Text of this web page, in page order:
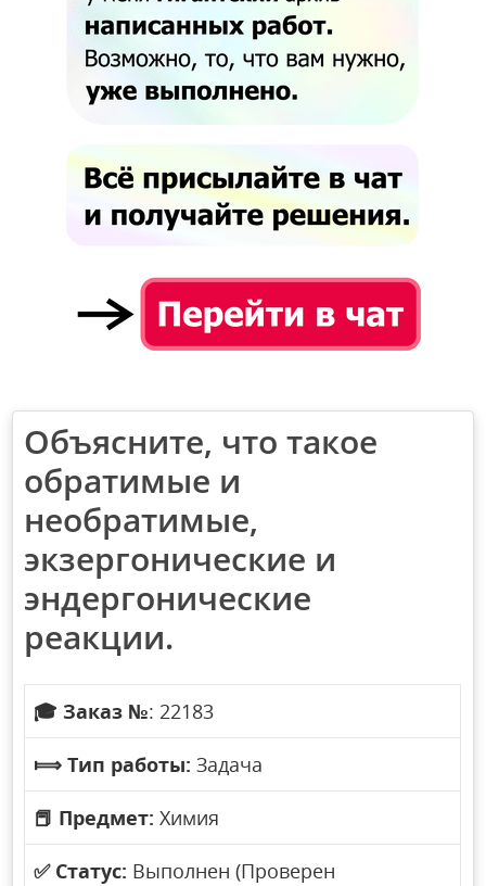
Объясните, что такое
обратимые и
необратимые,
экзергонические и
эндергонические
реакции.
🎓 Заказ №: 22183
⟾ Тип работы: Задача
📕 Предмет: Химия
✅ Статус: Выполнен (Проверен